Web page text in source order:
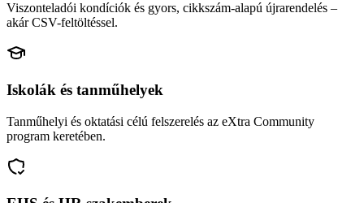
Viszonteladói kondíciók és gyors, cikkszám-alapú újrarendelés –
akár CSV-feltöltéssel.
Iskolák és tanműhelyek
Tanműhelyi és oktatási célú felszerelés az eXtra Community
program keretében.